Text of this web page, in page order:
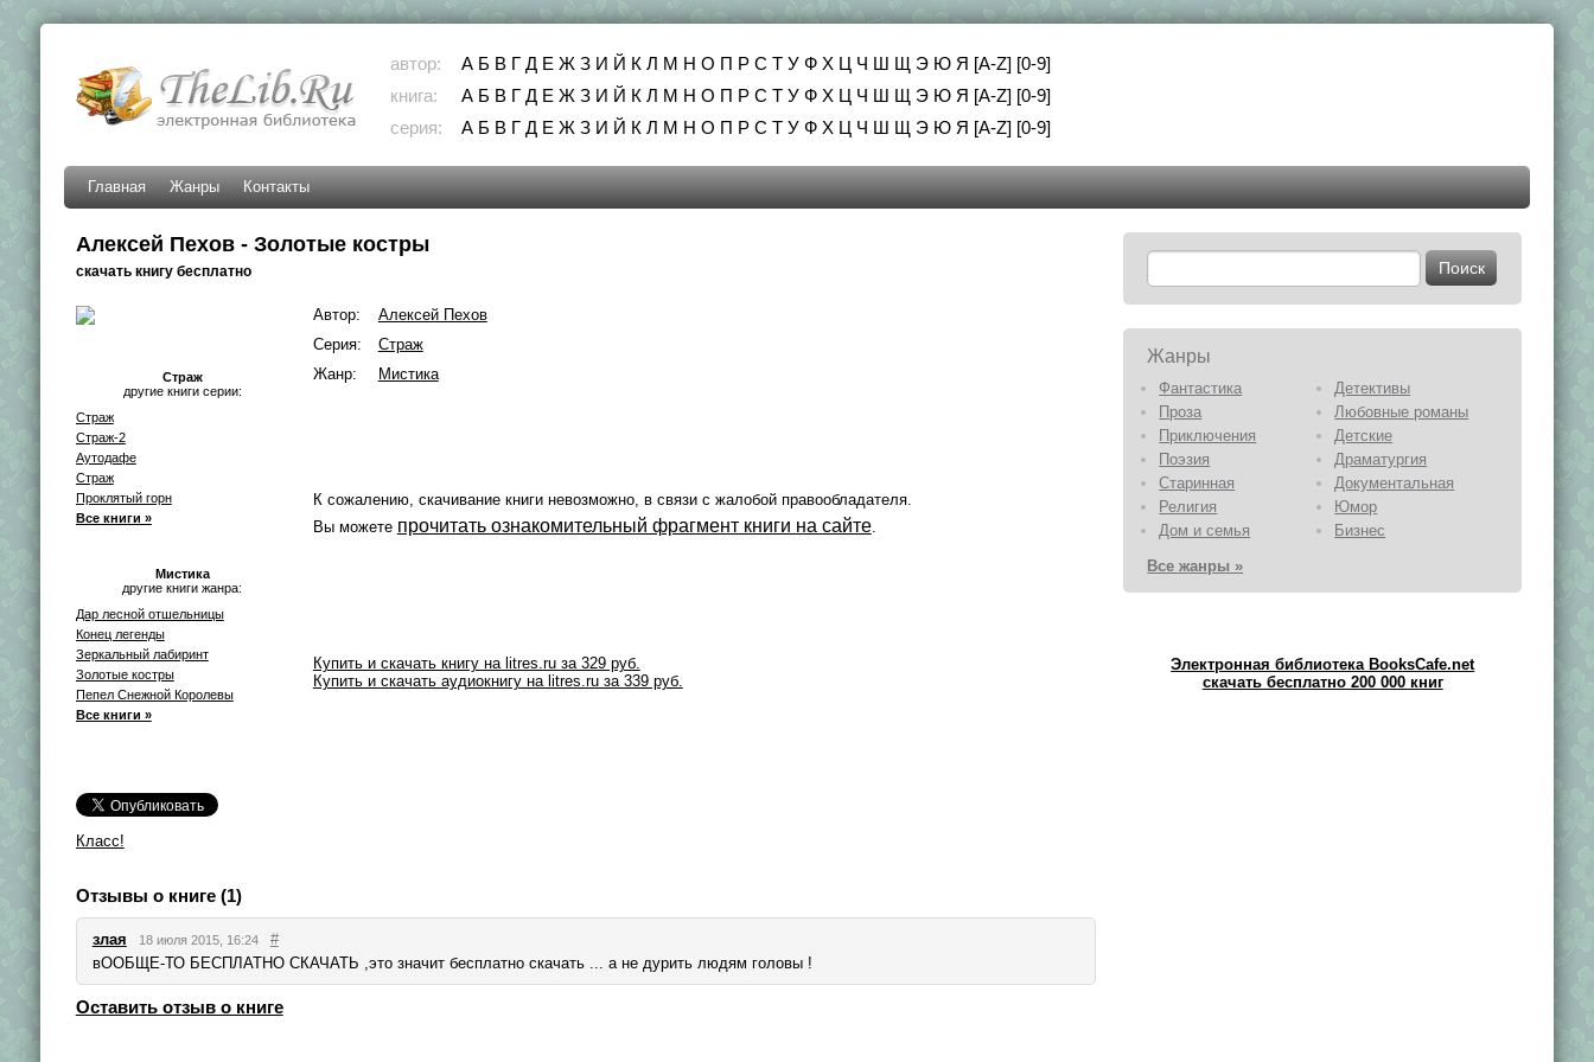
автор: А Б В Г Д Е Ж З И Й К Л М Н О П Р С Т У Ф Х Ц Ч Ш Щ Э Ю Я [A-Z] [0-9]
книга:
А Б В Г Д Е Ж З И Й К Л М Н О П Р С Т У Ф Х Ц Ч Ш Щ Э Ю Я [A-Z] [0-9]
серия:
А Б В Г Д Е Ж З И Й К Л М Н О П Р С Т У Ф Х Ц Ч Ш Щ Э Ю Я [A-Z] [0-9]
Главная Жанры Контакты
Алексей Пехов - Золотые костры
скачать книгу бесплатно
Страж
другие книги серии:
Страж
Страж-2
Аутодафе
Страж
Проклятый горн
Все книги »
Мистика
другие книги жанра:
Дар лесной отшельницы
Конец легенды
Зеркальный лабиринт
Золотые костры
Пепел Снежной Королевы
Все книги »
Класс!
Автор:
Алексей Пехов
Серия:
Страж
Жанр:
Мистика
К сожалению, скачивание книги невозможно, в связи с жалобой правообладателя.
Вы можете прочитать ознакомительный фрагмент книги на сайте.
Купить и скачать книгу на litres.ru за 329 руб.
Купить и скачать аудиокнигу на litres.ru за 339 руб.
Отзывы о книге (1)
злая 18 июля 2015, 16:24
#
вООБЩЕ-ТО БЕСПЛАТНО СКАЧАТЬ ,это значит бесплатно скачать ... а не дурить людям головы !
Оставить отзыв о книге
Жанры
Фантастика
Детективы
Проза
Любовные романы
Приключения
Детские
Поэзия
Драматургия
Старинная
Документальная
Религия
Юмор
Дом и семья
Бизнес
Все жанры »
Электронная библиотека BooksCafe.net
скачать бесплатно 200 000 книг